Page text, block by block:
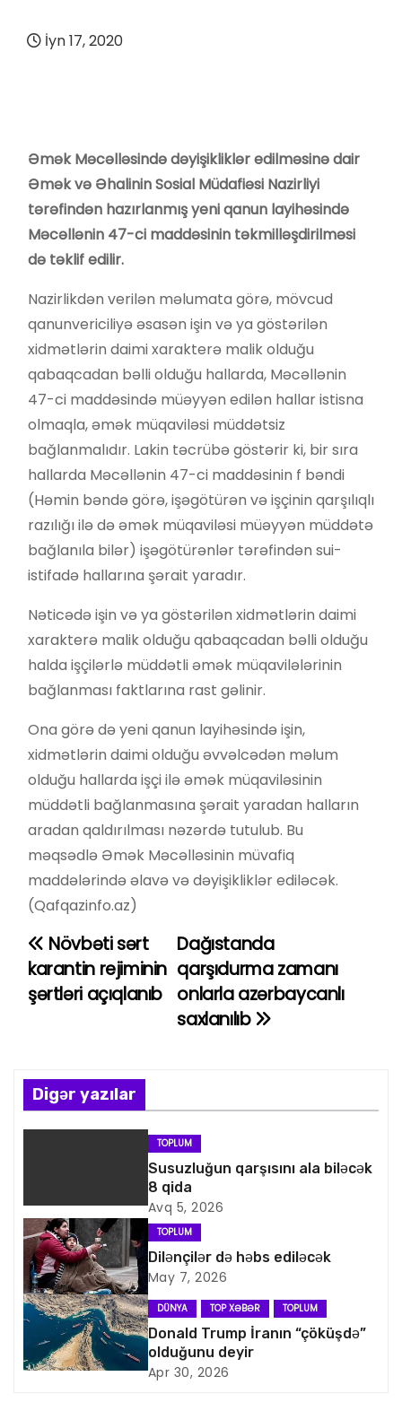
İyn 17, 2020
Əmək Məcəlləsində dəyişikliklər edilməsinə dair
Əmək və Əhalinin Sosial Müdafiəsi Nazirliyi
tərəfindən hazırlanmış yeni qanun layihəsində
Məcəllənin 47-ci maddəsinin təkmilləşdirilməsi
də təklif edilir.
Nazirlikdən verilən məlumata görə, mövcud
qanunvericiliyə əsasən işin və ya göstərilən
xidmətlərin daimi xarakterə malik olduğu
qabaqcadan bəlli olduğu hallarda, Məcəllənin
47-ci maddəsində müəyyən edilən hallar istisna
olmaqla, əmək müqaviləsi müddətsiz
bağlanmalıdır. Lakin təcrübə göstərir ki, bir sıra
hallarda Məcəllənin 47-ci maddəsinin f bəndi
(Həmin bəndə görə, işəgötürən və işçinin qarşılıqlı
razılığı ilə də əmək müqaviləsi müəyyən müddətə
bağlanıla bilər) işəgötürənlər tərəfindən sui-
istifadə hallarına şərait yaradır.
Nəticədə işin və ya göstərilən xidmətlərin daimi
xarakterə malik olduğu qabaqcadan bəlli olduğu
halda işçilərlə müddətli əmək müqavilələrinin
bağlanması faktlarına rast gəlinir.
Ona görə də yeni qanun layihəsində işin,
xidmətlərin daimi olduğu əvvəlcədən məlum
olduğu hallarda işçi ilə əmək müqaviləsinin
müddətli bağlanmasına şərait yaradan halların
aradan qaldırılması nəzərdə tutulub. Bu
məqsədlə Əmək Məcəlləsinin müvafiq
maddələrində əlavə və dəyişikliklər ediləcək.
(Qafqazinfo.az)
Y
a
n
a
i
q
a
s
i
Dağıstanda
qarşıdurma zamanı
onlarla azərbaycanlı
saxlanılıb
Növbəti sərt
karantin rejiminin
şərtləri açıqlanıb
Digər yazılar
TOPLUM
Susuzluğun qarşısını ala biləcək
8 qida
Avq 5, 2026
TOPLUM
Dilənçilər də həbs ediləcək
May 7, 2026
DÜNYA TOP XƏBƏR TOPLUM
Donald Trump İranın “çöküşdə”
olduğunu deyir
Apr 30, 2026